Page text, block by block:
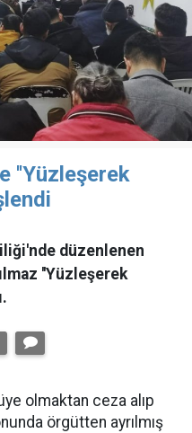
''Yüzleşerek
düzenlenen
''Yüzleşerek
olmaktan ceza alıp
örgütten ayrılmış